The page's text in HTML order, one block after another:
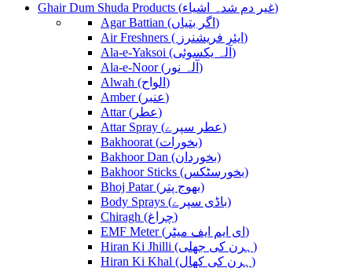
Ghair Dum Shuda Products (غیر دم شدہ اشیاء)
Agar Battian (اگر بتیاں)
Air Freshners ( ایئر فریشنرز)
Ala-e-Yaksoi (آلہ یکسوئی)
Ala-e-Noor (آلہ نور)
Alwah (الواح)
Amber (عنبر)
Attar (عطر)
Attar Spray (عطر سپرے)
Bakhoorat (بخورات)
Bakhoor Dan (بخوردان)
Bakhoor Sticks (بخورسٹکس)
Bhoj Patar (بھوج پتر)
Body Sprays (باڈی سپرے)
Chiragh (چراغ)
EMF Meter (ای ایم ایف میٹر)
Hiran Ki Jhilli (ہرن کی جھلی)
Hiran Ki Khal (ہرن کی کھال)